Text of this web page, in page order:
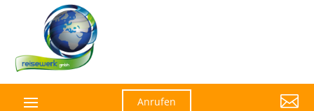
Anrufen 